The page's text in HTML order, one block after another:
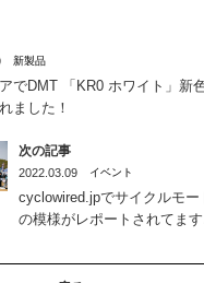
新製品
でDMT 「KR0 ホワイト」新
ました！
次の記事
2022.03.09 イベント
cyclowired.jpでサイクルモー
の模様がレポートされてま